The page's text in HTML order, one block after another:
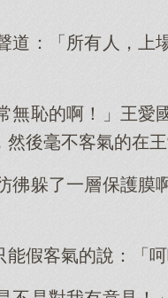
：「所有人，上
無恥的啊！」王愛
後毫不客氣的在王
彿躲了一層保護膜
假客氣的說：「